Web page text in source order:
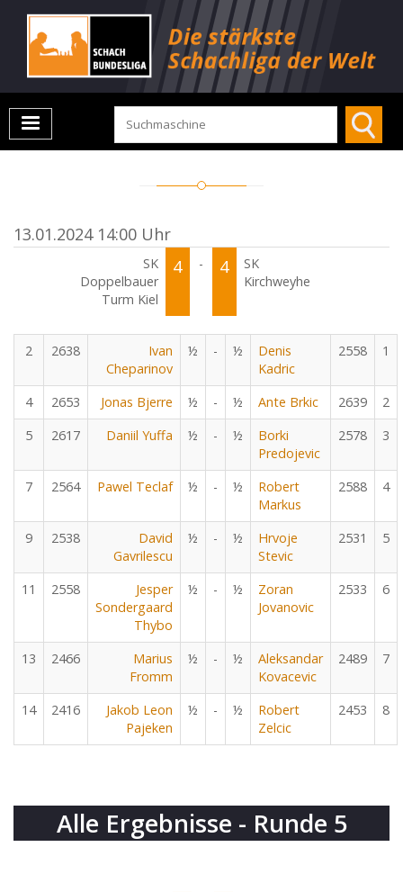
13.01.2024 14:00 Uhr
SK
Doppelbauer
Turm Kiel
4 - 4
SK
Kirchweyhe
2 2638
Ivan
Cheparinov
½ - ½
Denis
Kadric
2558 1
4 2653 Jonas Bjerre ½ - ½ Ante Brkic 2639
2
5
2617 Daniil Yuffa ½ - ½
Borki
Predojevic
2578 3
7 2564 Pawel Teclaf ½ - ½
Robert
Markus
2588 4
9 2538
David
Gavrilescu
½ - ½
Hrvoje
Stevic
2531 5
11 2558
Jesper
Sondergaard
Thybo
½ - ½
Zoran
Jovanovic
2533 6
13 2466
Marius
Fromm
½ - ½
Aleksandar
Kovacevic
2489 7
14 2416
Jakob Leon
Pajeken
½ - ½
Robert
Zelcic
2453 8
Alle Ergebnisse - Runde 5